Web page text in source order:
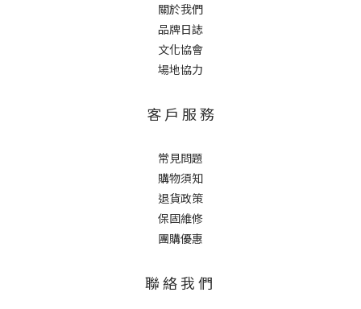
關於我們
品牌日誌
文化協會
場地協力
客 戶 服 務
常見問題
購物須知
退貨政策
保固維修
團購優惠
聯 絡 我 們